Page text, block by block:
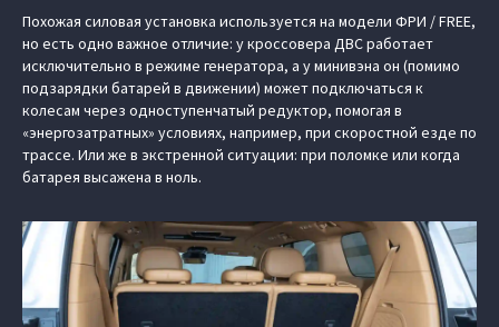
Похожая силовая установка используется на модели ФРИ / FREE,
но есть одно важное отличие: у кроссовера ДВС работает
исключительно в режиме генератора, а у минивэна он (помимо
подзарядки батарей в движении) может подключаться к
колесам через одноступенчатый редуктор, помогая в
«энергозатратных» условиях, например, при скоростной езде по
трассе. Или же в экстренной ситуации: при поломке или когда
батарея высажена в ноль.